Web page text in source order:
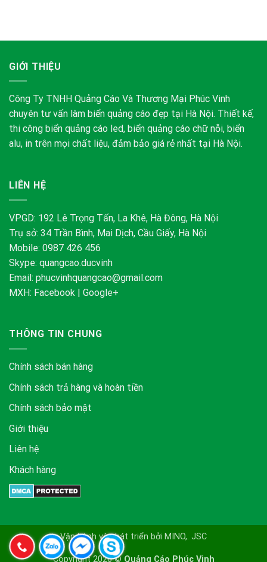
GIỚI THIỆU
Công Ty TNHH Quảng Cáo Và Thương Mại Phúc Vinh
chuyên tư vấn làm biển quảng cáo đẹp tại Hà Nội. Thiết kế,
thi công biển quảng cáo led, biển quảng cáo chữ nỗi, biển
alu, in trên mọi chất liệu, đảm bảo giá rẻ nhất tại Hà Nội.
LIÊN HỆ
VPGD: 192 Lê Trọng Tấn, La Khê, Hà Đông, Hà Nội
Trụ sở: 34 Trần Bình, Mai Dịch, Cầu Giấy, Hà Nội
Mobile: 0987 426 456
Skype: quangcao.ducvinh
Email: phucvinhquangcao@gmail.com
MXH: Facebook | Google+
THÔNG TIN CHUNG
Chính sách bán hàng
Chính sách trả hàng và hoàn tiền
Chính sách bảo mật
Giới thiệu
Liên hệ
Khách hàng
Vận hành và phát triển bởi MINO,. JSC
Copyright 2026 © Quảng Cáo Phúc Vinh